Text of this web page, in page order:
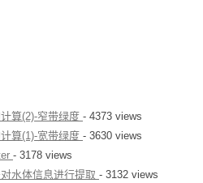
算(2)-窄带绿度 - 4373 views
算(1)-宽带绿度 - 3630 views
- 3178 views
水体信息进行提取 - 3132 views